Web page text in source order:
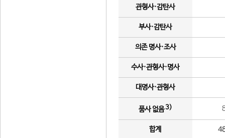
관형사·감탄사
부사·감탄사
의존 명사·조사
수사·관형사·명사
대명사·관형사
품사 없음3)
합계